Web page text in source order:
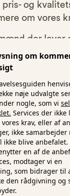
om
nøje udvalgte
nogle, som vi
Services der ikke
krav, eller af
ikke samarbejder
ikke blive anbefalet.
en af de
modtager vi en
som bidrager til
den rådgivning og
og
om vores
der lever
mulighed for
med os om at
op til
andre årsager
i vores
du benytter en
godkendt,
til, betaler
for denne